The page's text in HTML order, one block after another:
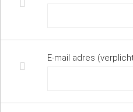
E-mail adres